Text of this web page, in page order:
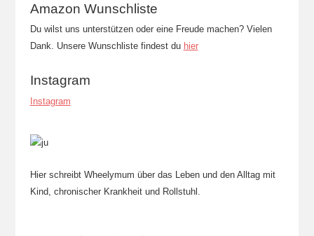
Amazon Wunschliste
Du wilst uns unterstützen oder eine Freude machen? Vielen
Dank. Unsere Wunschliste findest du hier
Instagram
Instagram
Hier schreibt Wheelymum über das Leben und den Alltag mit
Kind, chronischer Krankheit und Rollstuhl.